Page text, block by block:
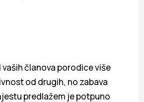
članova porodice više
od drugih, no zabava
predlažem je potpuno